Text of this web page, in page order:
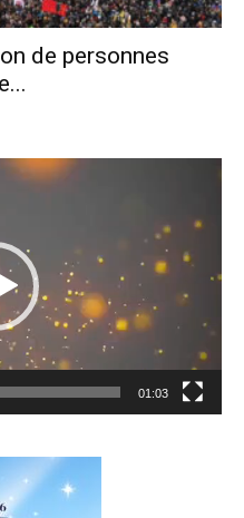
de personnes
01:03